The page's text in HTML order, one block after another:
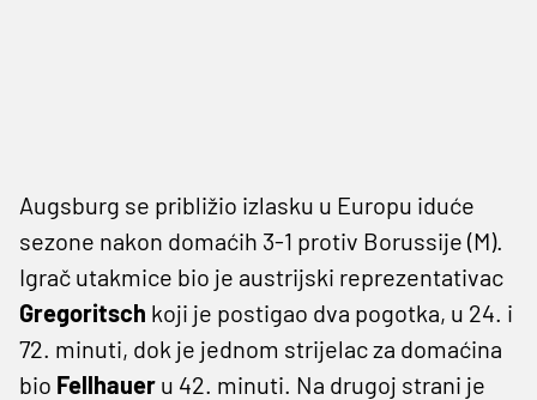
Augsburg se približio izlasku u Europu iduće
sezone nakon domaćih 3-1 protiv Borussije (M).
Igrač utakmice bio je austrijski reprezentativac
Gregoritsch koji je postigao dva pogotka, u 24. i
72. minuti, dok je jednom strijelac za domaćina
bio Fellhauer u 42. minuti. Na drugoj strani je